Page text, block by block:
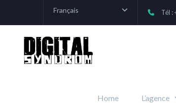
Français Tél :
Home L’agence